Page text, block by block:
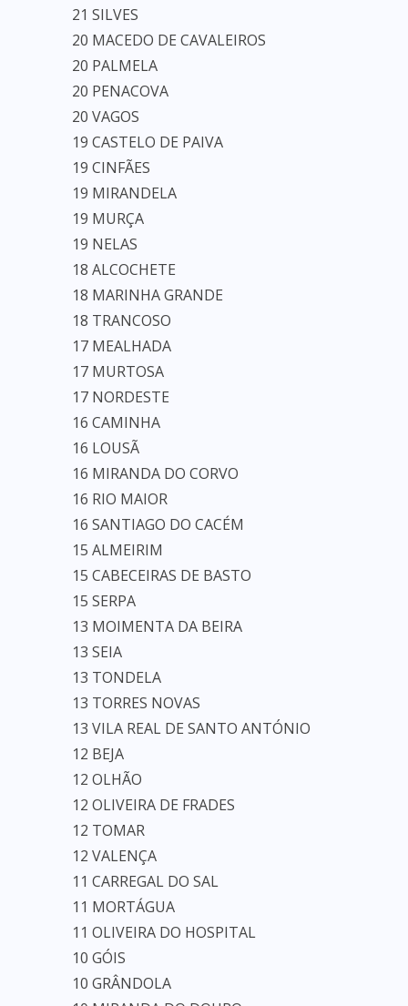
21 SILVES
20 MACEDO DE CAVALEIROS
20 PALMELA
20 PENACOVA
20 VAGOS
19 CASTELO DE PAIVA
19 CINFÃES
19 MIRANDELA
19 MURÇA
19 NELAS
18 ALCOCHETE
18 MARINHA GRANDE
18 TRANCOSO
17 MEALHADA
17 MURTOSA
17 NORDESTE
16 CAMINHA
16 LOUSÃ
16 MIRANDA DO CORVO
16 RIO MAIOR
16 SANTIAGO DO CACÉM
15 ALMEIRIM
15 CABECEIRAS DE BASTO
15 SERPA
13 MOIMENTA DA BEIRA
13 SEIA
13 TONDELA
13 TORRES NOVAS
13 VILA REAL DE SANTO ANTÓNIO
12 BEJA
12 OLHÃO
12 OLIVEIRA DE FRADES
12 TOMAR
12 VALENÇA
11 CARREGAL DO SAL
11 MORTÁGUA
11 OLIVEIRA DO HOSPITAL
10 GÓIS
10 GRÂNDOLA